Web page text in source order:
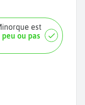
peu ou pas